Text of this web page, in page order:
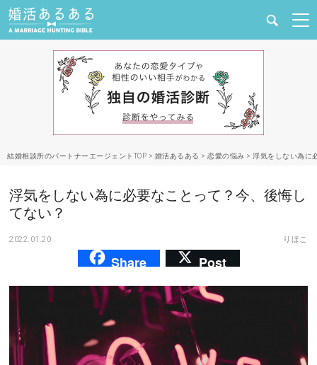
婚活と結婚
合コン・街コン
マッチングアプリ
その他
結婚相談所のパートナーエージェントTOP > 婚活あるある > 恋愛の悩み > 浮気をしない為に
浮気をしない為に必要なことって？今、後悔し
てない？
2022.01.20 りほこ
Share Post